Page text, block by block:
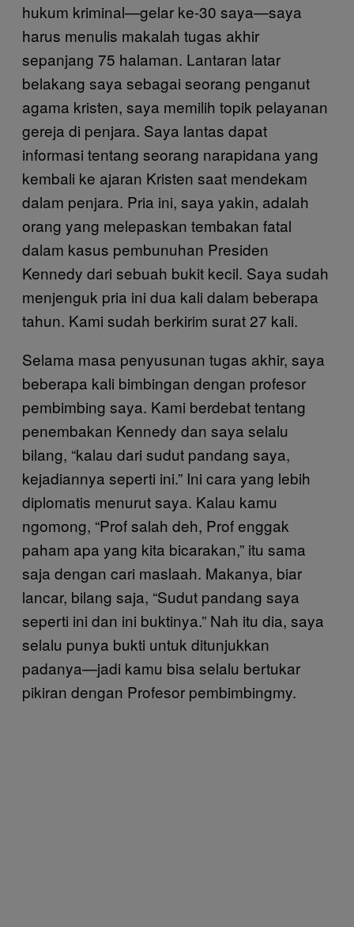
hukum kriminal—gelar ke-30 saya—saya
harus menulis makalah tugas akhir
sepanjang 75 halaman. Lantaran latar
belakang saya sebagai seorang penganut
agama kristen, saya memilih topik pelayanan
gereja di penjara. Saya lantas dapat
informasi tentang seorang narapidana yang
kembali ke ajaran Kristen saat mendekam
dalam penjara. Pria ini, saya yakin, adalah
orang yang melepaskan tembakan fatal
dalam kasus pembunuhan Presiden
Kennedy dari sebuah bukit kecil. Saya sudah
menjenguk pria ini dua kali dalam beberapa
tahun. Kami sudah berkirim surat 27 kali.
Selama masa penyusunan tugas akhir, saya
beberapa kali bimbingan dengan profesor
pembimbing saya. Kami berdebat tentang
penembakan Kennedy dan saya selalu
bilang, “kalau dari sudut pandang saya,
kejadiannya seperti ini.” Ini cara yang lebih
diplomatis menurut saya. Kalau kamu
ngomong, “Prof salah deh, Prof enggak
paham apa yang kita bicarakan,” itu sama
saja dengan cari maslaah. Makanya, biar
lancar, bilang saja, “Sudut pandang saya
seperti ini dan ini buktinya.” Nah itu dia, saya
selalu punya bukti untuk ditunjukkan
padanya—jadi kamu bisa selalu bertukar
pikiran dengan Profesor pembimbingmy.